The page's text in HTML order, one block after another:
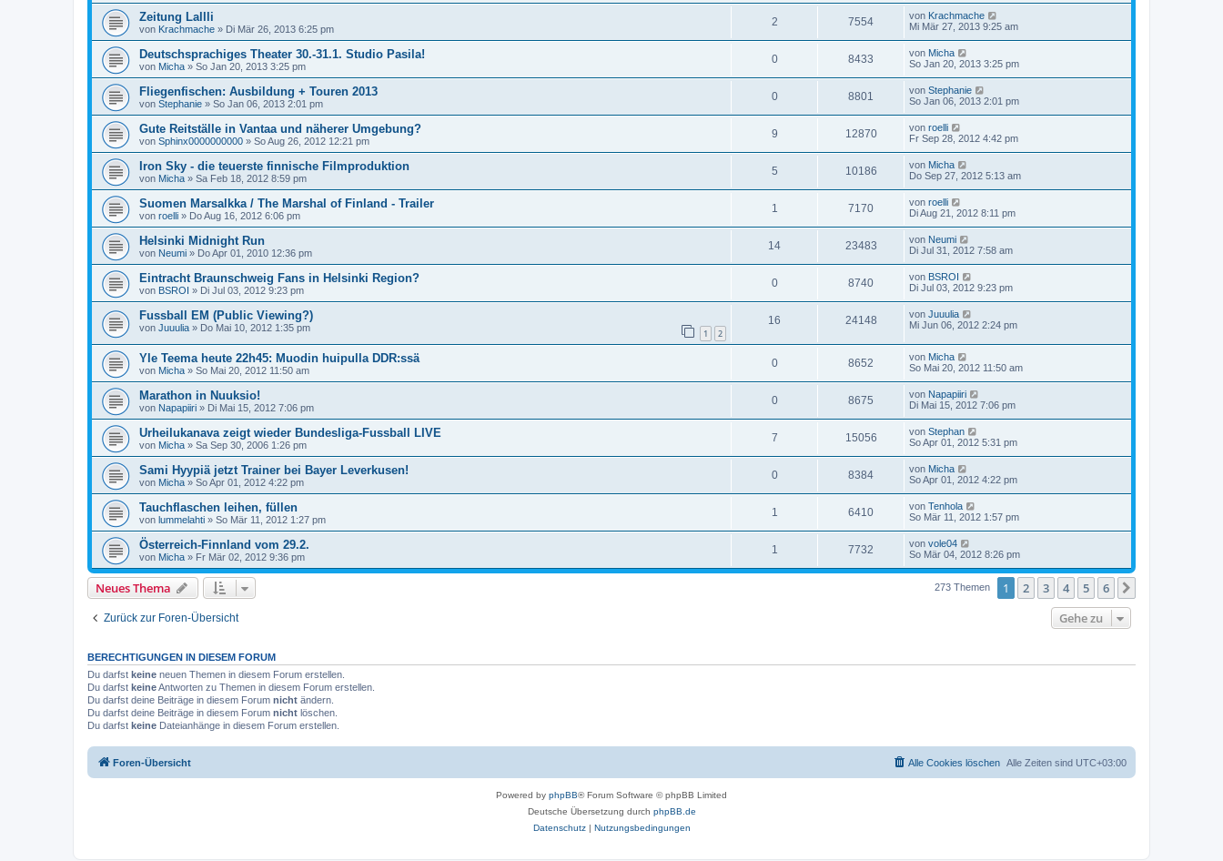
Zeitung Lallli
von Krachmache » Di Mär 26, 2013 6:25 pm
2 7554 von Krachmache
Mi Mär 27, 2013 9:25 am
Deutschsprachiges Theater 30.-31.1. Studio Pasila!
von Micha » So Jan 20, 2013 3:25 pm
0 8433 von Micha
So Jan 20, 2013 3:25 pm
Fliegenfischen: Ausbildung + Touren 2013
von Stephanie » So Jan 06, 2013 2:01 pm
0 8801 von Stephanie
So Jan 06, 2013 2:01 pm
Gute Reitställe in Vantaa und näherer Umgebung?
von Sphinx0000000000 » So Aug 26, 2012 12:21 pm
9 12870 von roelli
Fr Sep 28, 2012 4:42 pm
Iron Sky - die teuerste finnische Filmproduktion
von Micha » Sa Feb 18, 2012 8:59 pm
5 10186 von Micha
Do Sep 27, 2012 5:13 am
Suomen Marsalkka / The Marshal of Finland - Trailer
von roelli » Do Aug 16, 2012 6:06 pm
1 7170 von roelli
Di Aug 21, 2012 8:11 pm
Helsinki Midnight Run
von Neumi » Do Apr 01, 2010 12:36 pm
14 23483 von Neumi
Di Jul 31, 2012 7:58 am
Eintracht Braunschweig Fans in Helsinki Region?
von BSROI » Di Jul 03, 2012 9:23 pm
0 8740 von BSROI
Di Jul 03, 2012 9:23 pm
Fussball EM (Public Viewing?)
von Juuulia » Do Mai 10, 2012 1:35 pm 1 2
16 24148 von Juuulia
Mi Jun 06, 2012 2:24 pm
Yle Teema heute 22h45: Muodin huipulla DDR:ssä
von Micha » So Mai 20, 2012 11:50 am
0 8652 von Micha
So Mai 20, 2012 11:50 am
Marathon in Nuuksio!
von Napapiiri » Di Mai 15, 2012 7:06 pm
0 8675 von Napapiiri
Di Mai 15, 2012 7:06 pm
Urheilukanava zeigt wieder Bundesliga-Fussball LIVE
von Micha » Sa Sep 30, 2006 1:26 pm
7 15056 von Stephan
So Apr 01, 2012 5:31 pm
Sami Hyypiä jetzt Trainer bei Bayer Leverkusen!
von Micha » So Apr 01, 2012 4:22 pm
0 8384 von Micha
So Apr 01, 2012 4:22 pm
Tauchflaschen leihen, füllen
von lummelahti » So Mär 11, 2012 1:27 pm
1 6410 von Tenhola
So Mär 11, 2012 1:57 pm
Österreich-Finnland vom 29.2.
von Micha » Fr Mär 02, 2012 9:36 pm
1 7732 von vole04
So Mär 04, 2012 8:26 pm
Neues Thema 273 Themen 1 2 3 4 5 6
Zurück zur Foren-Übersicht Gehe zu
BERECHTIGUNGEN IN DIESEM FORUM
Du darfst keine neuen Themen in diesem Forum erstellen.
Du darfst keineAntworten zu Themen in diesem Forum erstellen.
Du darfst deine Beiträge in diesem Forum nicht ändern.
Du darfst deine Beiträge in diesem Forum nicht löschen.
Du darfst keine Dateianhänge in diesem Forum erstellen.
Foren-Übersicht Alle Zeiten sind UTC+03:00
Alle Cookies löschen
Powered by phpBB® Forum Software © phpBB Limited
Deutsche Übersetzung durch phpBB.de
Datenschutz| Nutzungsbedingungen